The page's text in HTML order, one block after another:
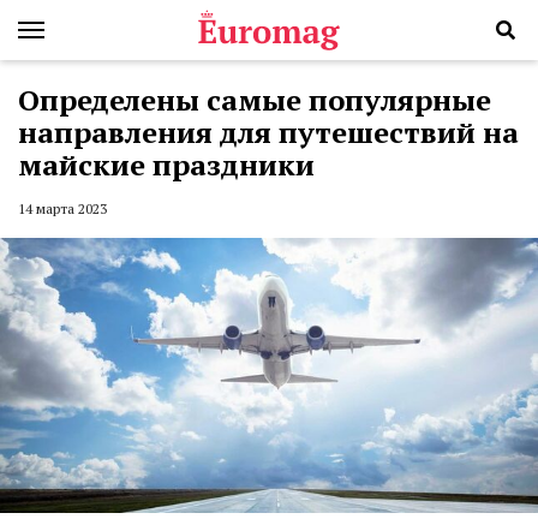
Определены самые популярные
направления для путешествий на
майские праздники
14 марта 2023